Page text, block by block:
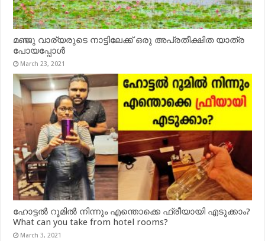
മഞ്ജു വാര്യരുടെ നാട്ടിലേക്ക് ഒരു അപ്രതീക്ഷിത യാത്ര
പോയപ്പോൾ
March 23, 2021
ഹോട്ടൽ റൂമിൽ നിന്നും എന്തൊക്കെ ഫ്രീയായി എടുക്കാം?
What can you take from hotel rooms?
March 3, 2021